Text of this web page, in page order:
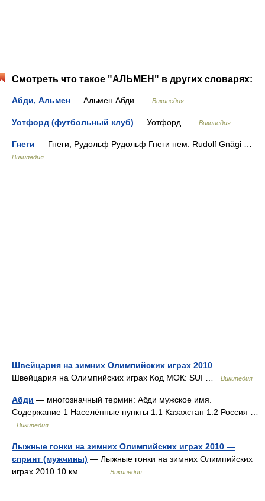
Смотреть что такое "АЛЬМЕН" в других словарях:
Абди, Альмен — Альмен Абди … Википедия
Уотфорд (футбольный клуб) — Уотфорд … Википедия
Гнеги — Гнеги, Рудольф Рудольф Гнеги нем. Rudolf Gnägi …
Википедия
Швейцария на зимних Олимпийских играх 2010 —
Швейцария на Олимпийских играх Код МОК: SUI …
Википедия
Абди — многозначный термин: Абди мужское имя.
Содержание 1 Населённые пункты 1.1 Казахстан 1.2 Россия …
Википедия
Лыжные гонки на зимних Олимпийских играх 2010 —
спринт (мужчины) — Лыжные гонки на зимних Олимпийских
играх 2010 10 км …
Википедия